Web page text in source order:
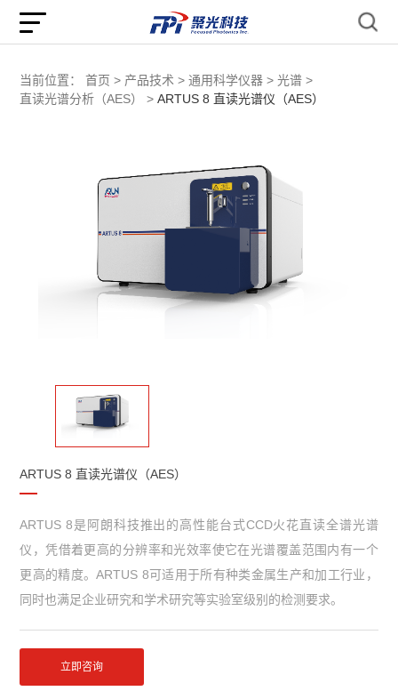
当前位置： 首页 > 产品技术 > 通用科学仪器 > 光谱 >
直读光谱分析（AES） > ARTUS 8 直读光谱仪（AES）
ARTUS 8 直读光谱仪（AES）
ARTUS 8是阿朗科技推出的高性能台式CCD火花直读全谱光谱
仪，凭借着更高的分辨率和光效率使它在光谱覆盖范围内有一个
更高的精度。ARTUS 8可适用于所有种类金属生产和加工行业，
同时也满足企业研究和学术研究等实验室级别的检测要求。
立即咨询